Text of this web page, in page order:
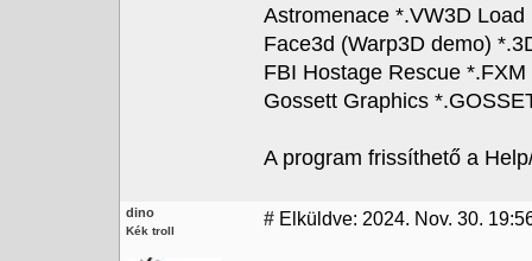
Astromenace *.VW3D Load
Face3d (Warp3D demo)
FBI Hostage Rescue *.FXM
Gossett Graphics
A program frissíthető a
dino
Kék troll
# Elküldve: 2024. Nov. 30.